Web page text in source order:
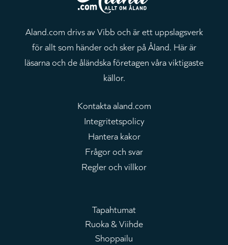
Aland.com drivs av Vibb och är ett uppslagsverk
för allt som händer och sker på Åland. Här är
läsarna och de åländska företagen våra viktigaste
källor.
Kontakta aland.com
Integritetspolicy
Hantera kakor
Frågor och svar
Regler och villkor
Huvudmeny
Tapahtumat
Ruoka & Viihde
Shoppailu